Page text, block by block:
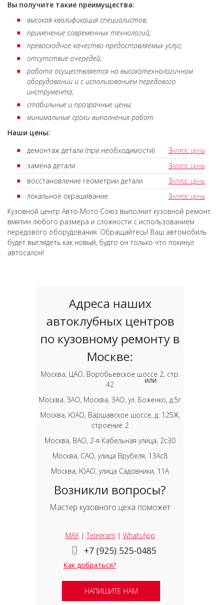
Вы получите такие преимущества:
высокая квалификация специалистов;
применение современных технологий;
превосходное качество предоставляемых услуг;
отсутствие очередей;
работа осуществляется на высокотехнологичном
оборудовании и с использованием передового
инструмента;
стабильные и прозрачные цены;
минимальные сроки выполнения работ.
Наши цены:
демонтаж детали (при необходимости)
Запрос цены
замена детали
Запрос цены
восстановление геометрии детали
Запрос цены
локальное окрашивание
Запрос цены
Кузовной центр Авто-Мото Союз выполнит кузовной ремонт
вмятин любого размера и сложности с использованием
передового оборудования. Обращайтесь! Ваш автомобиль
будет выглядеть как новый, будто он только что покинул
автосалон!
Адреса наших
автоклубных центров
по кузовному ремонту в
Москве:
Москва, ЦАО, Воробьевское шоссе 2, стр.
42
Москва, ЗАО, Москва, ЗАО, ул. Боженко, д.5г
Москва, ЮАО, Варшавское шоссе, д. 125Ж,
строение 2
Москва, ВАО, 2-я Кабельная улица, 2с30
Москва, САО, улица Врубеля, 13Ас8
Москва, ЮАО, улица Садовники, 11А
Возникли вопросы?
Мастер кузовного цеха поможет
MAX |Telegram | WhatsApp
+7 (925) 525-0485
Как добраться?
или
НАПИШИТЕ НАМ